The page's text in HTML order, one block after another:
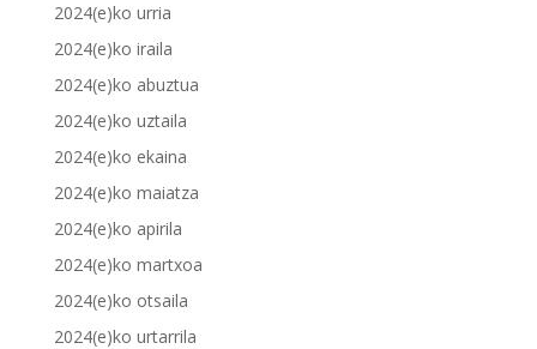
2024(e)ko urria
2024(e)ko iraila
2024(e)ko abuztua
2024(e)ko uztaila
2024(e)ko ekaina
2024(e)ko maiatza
2024(e)ko apirila
2024(e)ko martxoa
2024(e)ko otsaila
2024(e)ko urtarrila